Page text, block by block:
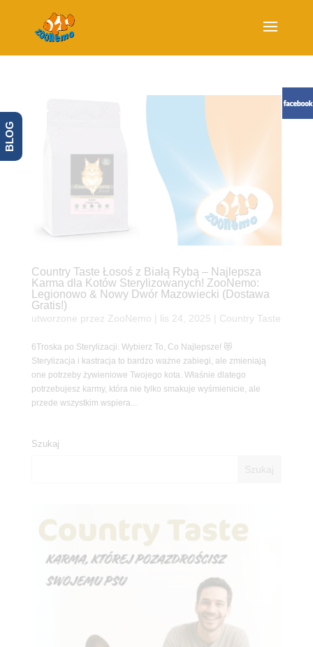
Country Taste Łosoś z Białą Rybą – Najlepsza
Karma dla Kotów Sterylizowanych! ZooNemo:
Legionowo & Nowy Dwór Mazowiecki (Dostawa
Gratis!)
utworzone przez ZooNemo lis 24, 2025 Country Taste
6Troska po Sterylizacji: Wybierz To, Co Najlepsze! 😻
Sterylizacja i kastracja to bardzo ważne zabiegi, ale zmieniają
one potrzeby żywieniowe Twojego kota. Właśnie dlatego
potrzebujesz karmy, która nie tylko smakuje wyśmienicie, ale
przede wszystkim wspiera...
Szukaj
BLOG